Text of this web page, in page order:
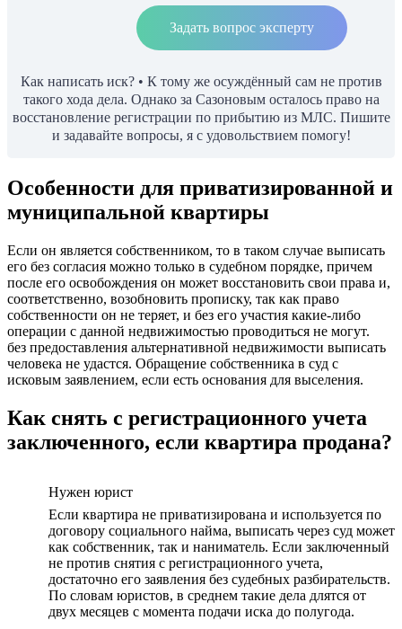
Задать вопрос эксперту
Как написать иск? • К тому же осуждённый сам не против
такого хода дела. Однако за Сазоновым осталось право на
восстановление регистрации по прибытию из МЛС. Пишите
и задавайте вопросы, я с удовольствием помогу!
Особенности для приватизированной и
муниципальной квартиры
Если он является собственником, то в таком случае выписать
его без согласия можно только в судебном порядке, причем
после его освобождения он может восстановить свои права и,
соответственно, возобновить прописку, так как право
собственности он не теряет, и без его участия какие-либо
операции с данной недвижимостью проводиться не могут.
без предоставления альтернативной недвижимости выписать
человека не удастся. Обращение собственника в суд с
исковым заявлением, если есть основания для выселения.
Как снять с регистрационного учета
заключенного, если квартира продана?
Нужен юрист
Если квартира не приватизирована и используется по
договору социального найма, выписать через суд может
как собственник, так и наниматель. Если заключенный
не против снятия с регистрационного учета,
достаточно его заявления без судебных разбирательств.
По словам юристов, в среднем такие дела длятся от
двух месяцев с момента подачи иска до полугода.